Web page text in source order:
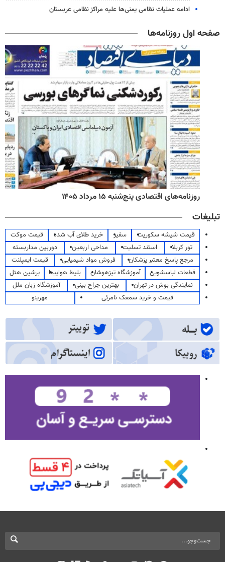
ادامه عملیات نظامی یمنی‌ها علیه مراکز نظامی عربستان
صفحه اول روزنامه‌ها
روزنامه‌های اقتصادی پنج‌شنبه ۱۵ مرداد ۱۴۰۵
تبلیغات
قیمت شیشه سکوریت سفیر خرید طلای آب شده
قیمت موکت
تور کربلا
استند تسلیت مداحی اربعین
دوربین مداربسته
مرجع پاسخ معتبر پزشکان
فروش مواد شیمیایی
قیمت ایمپلنت
قطعات لباسشویی
آموزشگاه تیزهوشان بلیط هواپیما
پرشین هتل
نمایندگی بوش در تهران
بهترین جراح بینی
آموزشگاه زبان ملل
قیمت و خرید سمعک نامرئی
مهرینو